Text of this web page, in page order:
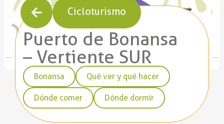
Puerto de Bonansa
– Vertiente SUR
Bonansa Qué ver y qué hacer
Dónde comer Dónde dormir
Cicloturismo